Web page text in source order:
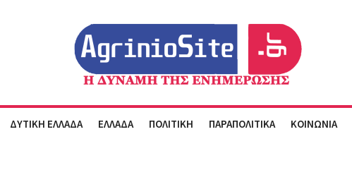
ΔΥΤΙΚΗ ΕΛΛΑΔΑ ΕΛΛΑΔΑ ΠΟΛΙΤΙΚΗ ΠΑΡΑΠΟΛΙΤΙΚΑ ΚΟΙΝΩΝΙΑ